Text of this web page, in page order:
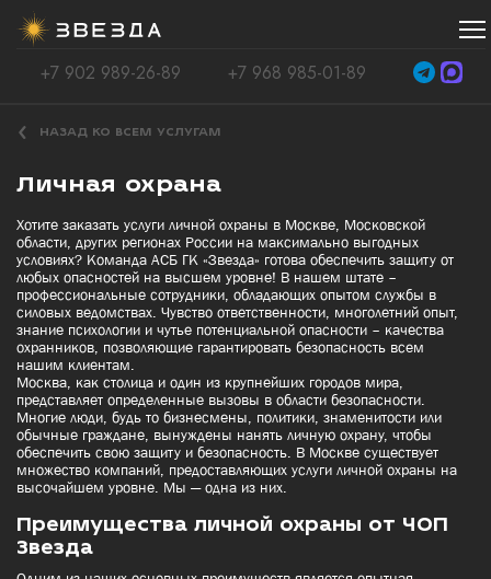
+7 902 989-26-89 +7 968 985-01-89
НАЗАД КО ВСЕМ УСЛУГАМ
Личная охрана
Хотите заказать услуги личной охраны в Москве, Московской
области, других регионах России на максимально выгодных
условиях? Команда АСБ ГК «Звезда» готова обеспечить защиту от
любых опасностей на высшем уровне! В нашем штате –
профессиональные сотрудники, обладающих опытом службы в
силовых ведомствах. Чувство ответственности, многолетний опыт,
знание психологии и чутье потенциальной опасности – качества
охранников, позволяющие гарантировать безопасность всем
нашим клиентам.
Москва, как столица и один из крупнейших городов мира,
представляет определенные вызовы в области безопасности.
Многие люди, будь то бизнесмены, политики, знаменитости или
обычные граждане, вынуждены нанять личную охрану, чтобы
обеспечить свою защиту и безопасность. В Москве существует
множество компаний, предоставляющих услуги личной охраны на
высочайшем уровне. Мы — одна из них.
Преимущества личной охраны от ЧОП
Звезда